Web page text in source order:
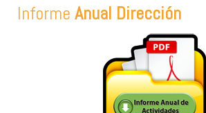
Informe Anual Dirección